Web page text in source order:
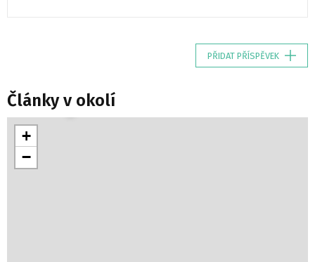
PŘIDAT PŘÍSPĚVEK
Články v okolí
+
−